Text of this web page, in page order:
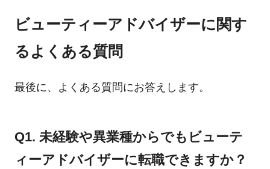
ビューティーアドバイザーに関す
るよくある質問
最後に、よくある質問にお答えします。
Q1. 未経験や異業種からでもビューテ
ィーアドバイザーに転職できますか？